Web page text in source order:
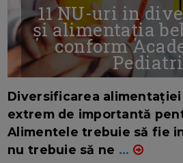
11 NU-uri in
și alimentația
conform
Diversificarea
extrem de importantă
Alimentele trebuie să fie
nu trebuie să ne ...